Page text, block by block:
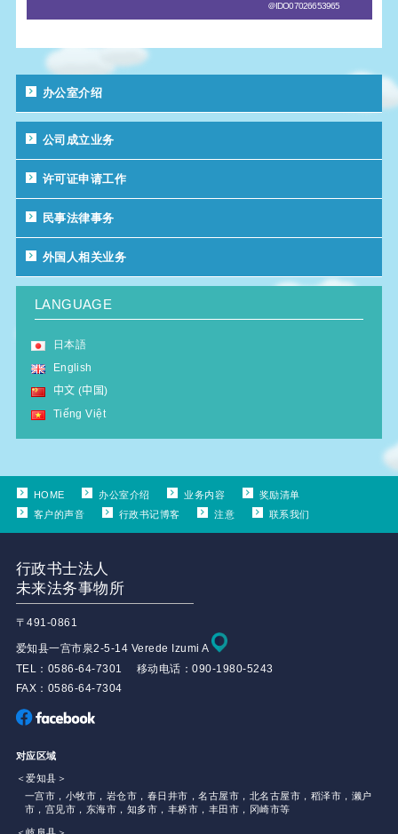
＠IDO07026653965
办公室介绍
公司成立业务
许可证申请工作
民事法律事务
外国人相关业务
LANGUAGE
日本語
English
中文 (中国)
Tiếng Việt
HOME 办公室介绍 业务内容
奖励清单
客户的声音
行政书记博客 注意 联系我们
行政书士法人
未来法务事物所
〒491-0861
爱知县一宫市泉2-5-14 Verede Izumi A
TEL：0586-64-7301 移动电话：090-1980-5243
FAX：0586-64-7304
对应区域
＜爱知县＞
一宫市，小牧市，岩仓市，春日井市，名古屋市，北名古屋市，稻泽市，濑户
市，宫见市，东海市，知多市，丰桥市，丰田市，冈崎市等
＜岐阜县＞